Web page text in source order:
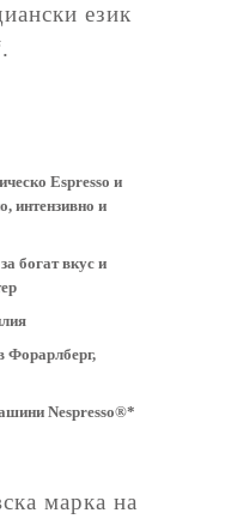
език
Espresso и
интензивно и
богат вкус и
Форарлберг,
Nespresso®*
марка на